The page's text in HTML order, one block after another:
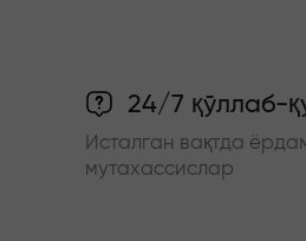
24/7 қўллаб-
Исталган вақтда
мутахассислар